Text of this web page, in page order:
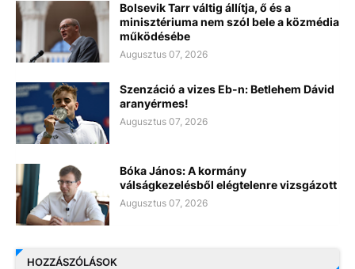
Bolsevik Tarr váltig állítja, ő és a
minisztériuma nem szól bele a közmédia
működésébe
Augusztus 07, 2026
Szenzáció a vizes Eb-n: Betlehem Dávid
aranyérmes!
Augusztus 07, 2026
Bóka János: A kormány
válságkezelésből elégtelenre vizsgázott
Augusztus 07, 2026
HOZZÁSZÓLÁSOK